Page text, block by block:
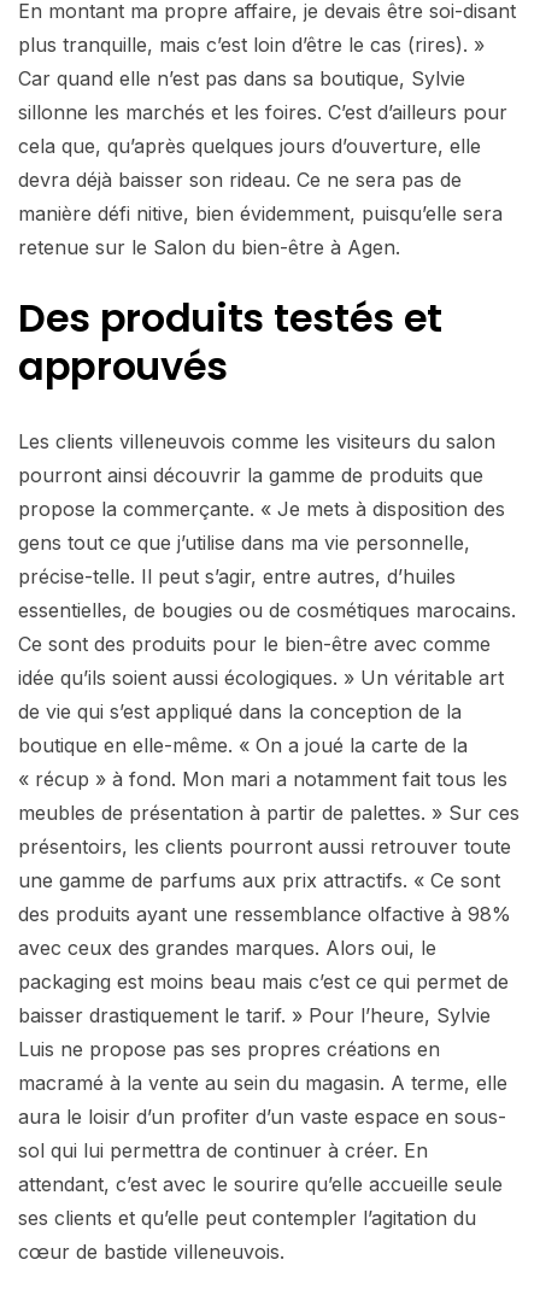
En montant ma propre affaire, je devais être soi-disant
plus tranquille, mais c’est loin d’être le cas (rires). »
Car quand elle n’est pas dans sa boutique, Sylvie
sillonne les marchés et les foires. C’est d’ailleurs pour
cela que, qu’après quelques jours d’ouverture, elle
devra déjà baisser son rideau. Ce ne sera pas de
manière défi nitive, bien évidemment, puisqu’elle sera
retenue sur le Salon du bien-être à Agen.
Des produits testés et
approuvés
Les clients villeneuvois comme les visiteurs du salon
pourront ainsi découvrir la gamme de produits que
propose la commerçante. « Je mets à disposition des
gens tout ce que j’utilise dans ma vie personnelle,
précise-telle. Il peut s’agir, entre autres, d’huiles
essentielles, de bougies ou de cosmétiques marocains.
Ce sont des produits pour le bien-être avec comme
idée qu’ils soient aussi écologiques. » Un véritable art
de vie qui s’est appliqué dans la conception de la
boutique en elle-même. « On a joué la carte de la
« récup » à fond. Mon mari a notamment fait tous les
meubles de présentation à partir de palettes. » Sur ces
présentoirs, les clients pourront aussi retrouver toute
une gamme de parfums aux prix attractifs. « Ce sont
des produits ayant une ressemblance olfactive à 98%
avec ceux des grandes marques. Alors oui, le
packaging est moins beau mais c’est ce qui permet de
baisser drastiquement le tarif. » Pour l’heure, Sylvie
Luis ne propose pas ses propres créations en
macramé à la vente au sein du magasin. A terme, elle
aura le loisir d’un profiter d’un vaste espace en sous-
sol qui lui permettra de continuer à créer. En
attendant, c’est avec le sourire qu’elle accueille seule
ses clients et qu’elle peut contempler l’agitation du
cœur de bastide villeneuvois.